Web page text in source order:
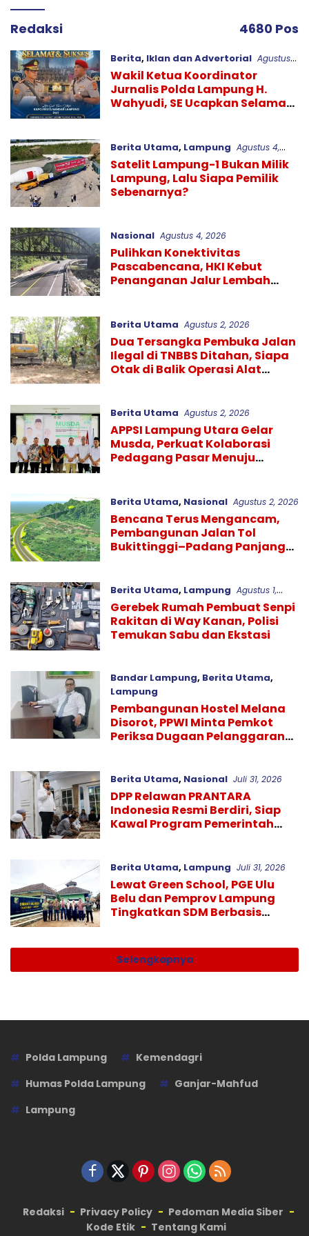
Redaksi 4680 Pos
Berita, Iklan dan Advertorial Agustus
4, 2026
Wakil Ketua Koordinator
Jurnalis Polda Lampung H.
Wahyudi, SE Ucapkan Selamat
Berita Utama, Lampung Agustus 4,
2026
Satelit Lampung-1 Bukan Milik
Lampung, Lalu Siapa Pemilik
Sebenarnya?
Nasional Agustus 4, 2026
Pulihkan Konektivitas
Pascabencana, HKI Kebut
Penanganan Jalur Lembah
Berita Utama Agustus 2, 2026
Dua Tersangka Pembuka Jalan
Ilegal di TNBBS Ditahan, Siapa
Otak di Balik Operasi Alat
Berita Utama Agustus 2, 2026
APPSI Lampung Utara Gelar
Musda, Perkuat Kolaborasi
Pedagang Pasar Menuju
Berita Utama, Nasional Agustus 2, 2026
Bencana Terus Mengancam,
Pembangunan Jalan Tol
Bukittinggi–Padang Panjang–
Berita Utama, Lampung Agustus 1,
2026
Gerebek Rumah Pembuat Senpi
Rakitan di Way Kanan, Polisi
Temukan Sabu dan Ekstasi
Bandar Lampung, Berita Utama,
Lampung
Agustus 1, 2026
Pembangunan Hostel Melana
Disorot, PPWI Minta Pemkot
Periksa Dugaan Pelanggaran
Berita Utama, Nasional Juli 31, 2026
DPP Relawan PRANTARA
Indonesia Resmi Berdiri, Siap
Kawal Program Pemerintah
Berita Utama, Lampung Juli 31, 2026
Lewat Green School, PGE Ulu
Belu dan Pemprov Lampung
Tingkatkan SDM Berbasis
Selengkapnya
Polda Lampung
Kemendagri
Humas Polda Lampung
Ganjar-Mahfud
Lampung
Redaksi Privacy Policy
Pedoman Media Siber
Kode Etik
Tentang Kami